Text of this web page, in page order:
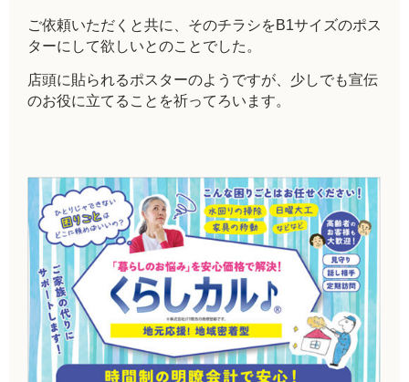
ご依頼いただくと共に、そのチラシをB1サイズのポス
ターにして欲しいとのことでした。
店頭に貼られるポスターのようですが、少しでも宣伝
のお役に立てることを祈ってろいます。